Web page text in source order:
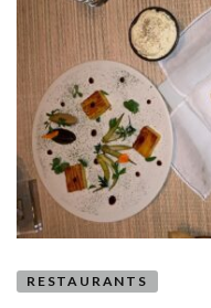
RESTAURANTS